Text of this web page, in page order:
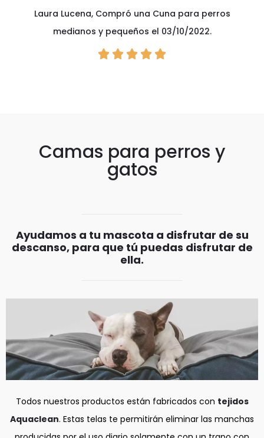
Laura Lucena, Compró una Cuna para perros
medianos y pequeños el 03/10/2022.
    
Camas para perros y
gatos
Ayudamos a tu mascota a disfrutar de su
descanso, para que tú puedas disfrutar de
ella.
Todos nuestros productos están fabricados con tejidos
Aquaclean. Estas telas te permitirán eliminar las manchas